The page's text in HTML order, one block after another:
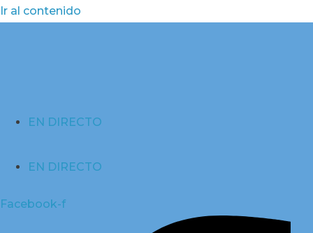
Ir al contenido
EN DIRECTO
EN DIRECTO
Facebook-f